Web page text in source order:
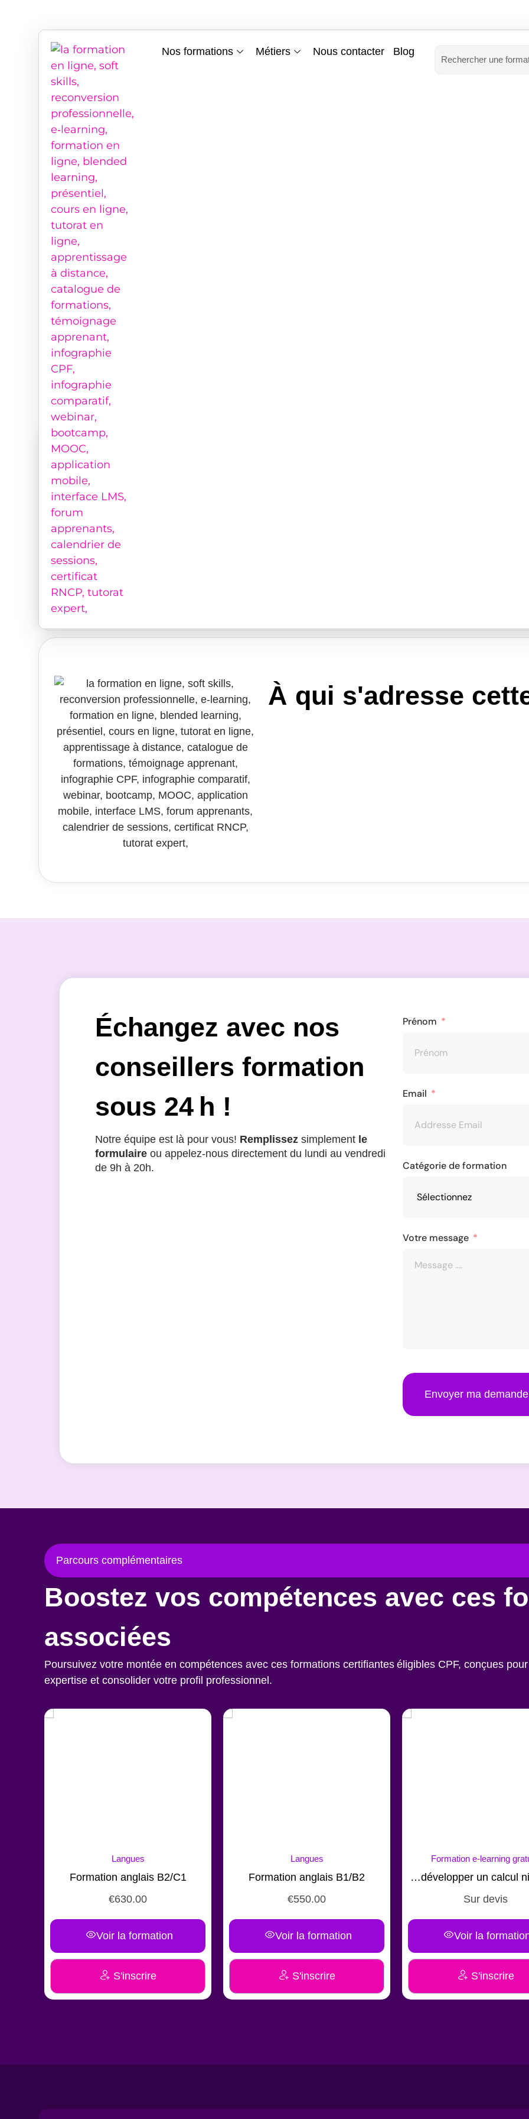
Nos formations Métiers Nous contacter Blog
Programme de formation
À qui s'adresse
Échangez avec nos
conseillers formation
sous 24 h !
Notre équipe est là pour vous! Remplissez simplement le
formulaire ou appelez-nous directement du lundi au vendredi
de 9h à 20h.
Prénom
Email
Catégorie de formation
Votre message
Envoyer ma demande
Parcours complémentaires
Boostez vos compétences avec ces
associées
Poursuivez votre montée en compétences avec ces formations certifiantes éligibles CPF, conçues
expertise et consolider votre profil professionnel.
Langues
Formation anglais B2/C1
€630.00
Voir la formation
S'inscrire
Langues
Formation anglais B1/B2
€550.00
Voir la formation
S'inscrire
Formation e-learning
Calcul numérique : développer un calcul niveau C
Sur devis
Voir la formation
S'inscrire